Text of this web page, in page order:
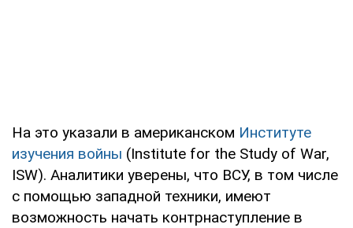
На это указали в американском Институте
изучения войны (Institute for the Study of War,
ISW). Аналитики уверены, что ВСУ, в том числе
с помощью западной техники, имеют
возможность начать контрнаступление в